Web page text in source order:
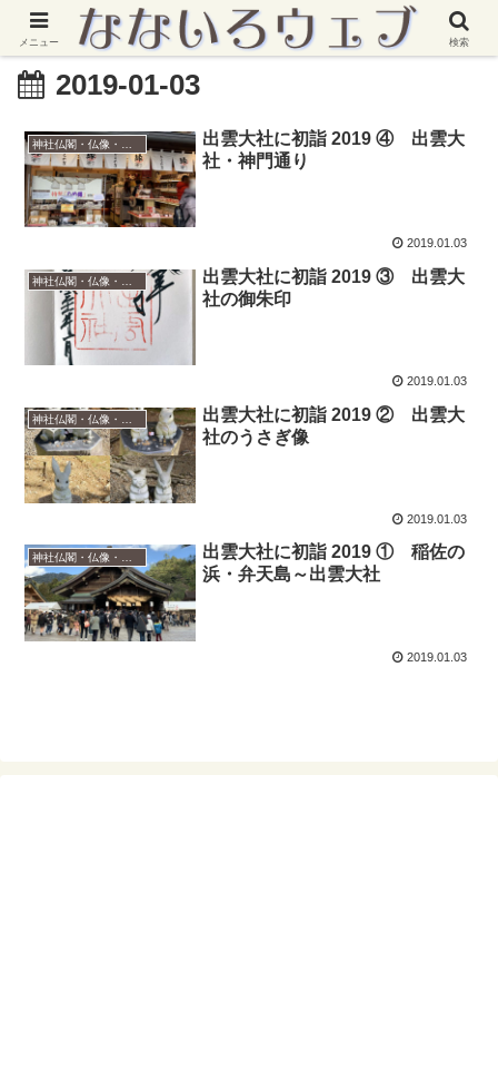
2019-01-03
出雲大社に初詣 2019 ④ 出雲大
社・神門通り
2019.01.03
神社仏閣・仏像・御朱印
出雲大社に初詣 2019 ③ 出雲大
社の御朱印
2019.01.03
出雲大社に初詣 2019 ② 出雲大
社のうさぎ像
2019.01.03
出雲大社に初詣 2019 ① 稲佐の
浜・弁天島～出雲大社
2019.01.03
メニュー 検索